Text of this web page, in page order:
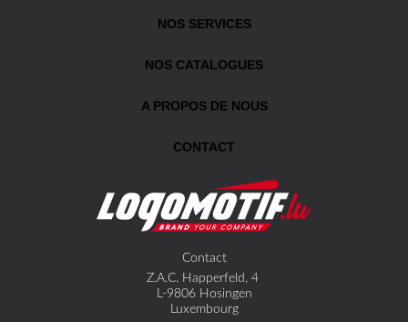
NOS SERVICES
NOS CATALOGUES
A PROPOS DE NOUS
CONTACT
Contact
Z.A.C. Happerfeld, 4
L-9806 Hosingen
Luxembourg